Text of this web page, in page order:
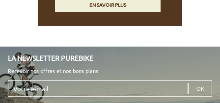
EN SAVOIR PLUS
LA NEWSLETTER PUREBIKE
Recevoir nos offres et nos bons plans
Votre
e-
mail